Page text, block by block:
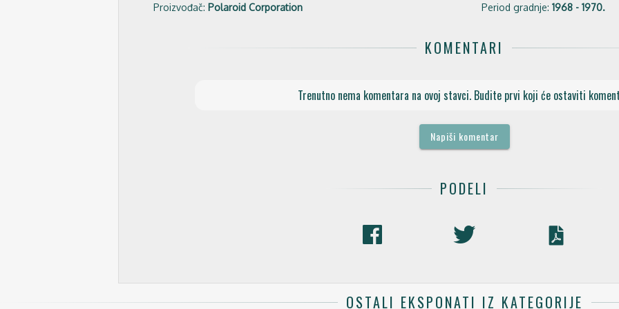
Proizvođač: Polaroid Corporation Period gradnje: 1968 - 1970.
KOMENTARI
Trenutno nema komentara na ovoj stavci. Budite prvi koji će ostaviti
Napiši komentar
PODELI
OSTALI EKSPONATI IZ KATEGORIJE